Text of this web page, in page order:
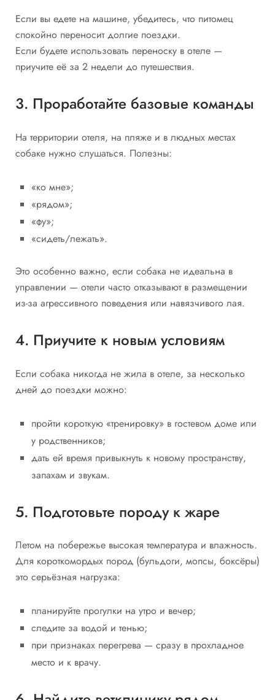
Если вы едете на машине, убедитесь, что питомец
спокойно переносит долгие поездки.
Если будете использовать переноску в отеле —
приучите её за 2 недели до путешествия.
3. Проработайте базовые команды
На территории отеля, на пляже и в людных местах
собаке нужно слушаться. Полезны:
«ко мне»;
«рядом»;
«фу»;
«сидеть/лежать».
Это особенно важно, если собака не идеальна в
управлении — отели часто отказывают в размещении
из-за агрессивного поведения или навязчивого лая.
4. Приучите к новым условиям
Если собака никогда не жила в отеле, за несколько
дней до поездки можно:
пройти короткую «тренировку» в гостевом доме или
у родственников;
дать ей время привыкнуть к новому пространству,
запахам и звукам.
5. Подготовьте породу к жаре
Летом на побережье высокая температура и влажность.
Для короткомордых пород (бульдоги, мопсы, боксёры)
это серьёзная нагрузка:
планируйте прогулки на утро и вечер;
следите за водой и тенью;
при признаках перегрева — сразу в прохладное
место и к врачу.